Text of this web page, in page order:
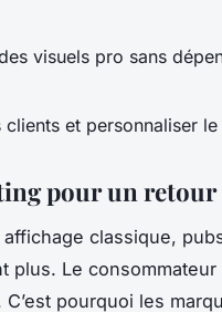
visuels pro sans
et personnaliser le
pour un
classique,
plus. Le
pourquoi les